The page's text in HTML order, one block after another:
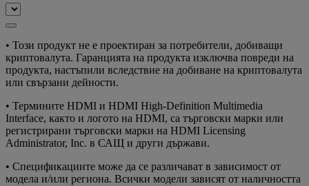
• Този продукт не е проектиран за потребители, добиващи
криптовалута. Гаранцията на продукта изключва повреди на
продукта, настъпили вследствие на добиване на криптовалута
или свързани дейности.
• Термините HDMI и HDMI High-Definition Multimedia
Interface, както и логото на HDMI, са търговски марки или
регистрирани търговски марки на HDMI Licensing
Administrator, Inc. в САЩ и други държави.
• Спецификациите може да се различават в зависимост от
модела и/или региона. Всички модели зависят от наличността